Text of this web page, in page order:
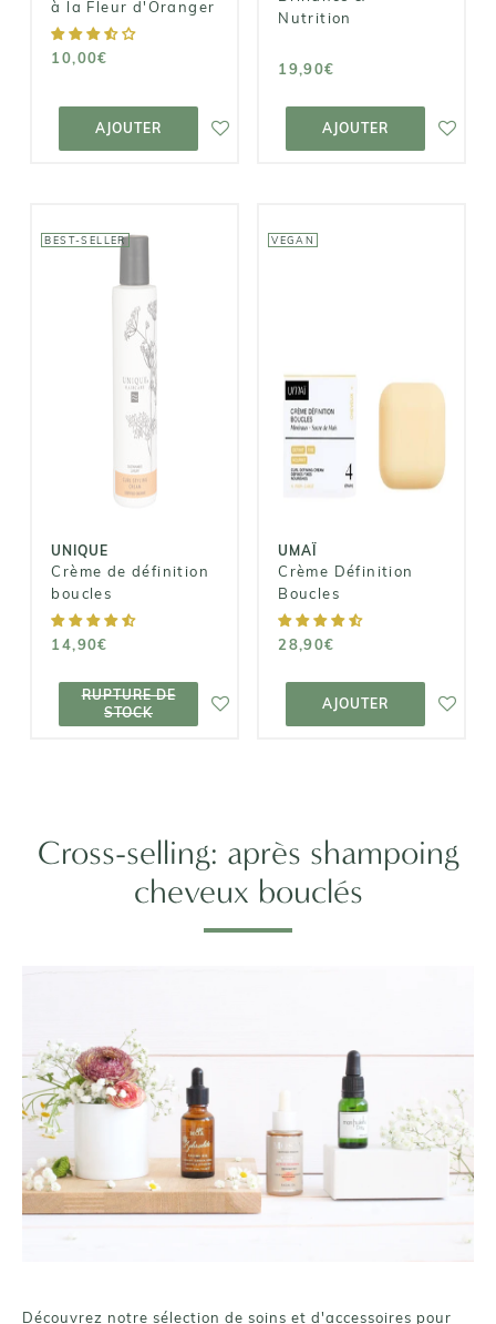
Cross-selling: après shampoing
cheveux bouclés
Découvrez notre sélection de soins et d'accessoires pour
à la Fleur d'Oranger
10,00€
AJOUTER
AJOUTER AU
PANIER
Nutrition
19,90€
AJOUTER
AJOUTER AU
PANIER
BEST-SELLER
UNIQUE
Crème de définition
boucles
14,90€
RUPTURE DE
STOCK
UNIQUE
Crème de
définition
boucles
14,90€
RUPTURE DE
STOCK
VEGAN
UMAÏ
Crème Définition
Boucles
28,90€
AJOUTER
UMAÏ
Crème
Définition
28,90€
AJOUTER AU
PANIER